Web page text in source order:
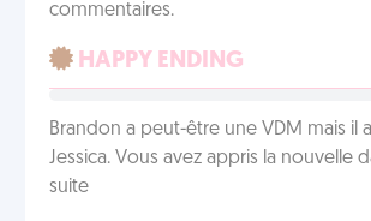
commentaires.
HAPPY ENDING
Brandon a peut-être une VDM mais il
Jessica. Vous avez appris la nouvelle
suite